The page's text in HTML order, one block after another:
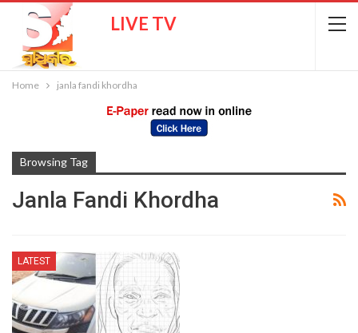
LIVE TV
Home janla fandi khordha
Browsing Tag
Janla Fandi Khordha
LATEST